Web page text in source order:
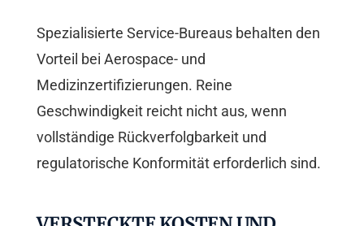
Spezialisierte Service-Bureaus behalten den
Vorteil bei Aerospace- und
Medizinzertifizierungen. Reine
Geschwindigkeit reicht nicht aus, wenn
vollständige Rückverfolgbarkeit und
regulatorische Konformität erforderlich sind.